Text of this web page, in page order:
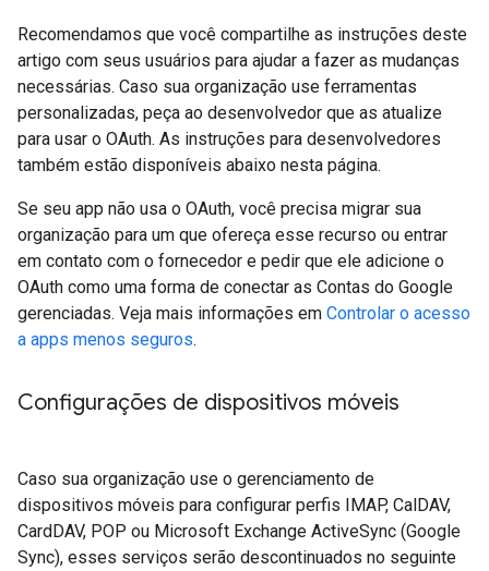
Recomendamos que você compartilhe as instruções deste
artigo com seus usuários para ajudar a fazer as mudanças
necessárias. Caso sua organização use ferramentas
personalizadas, peça ao desenvolvedor que as atualize
para usar o OAuth. As instruções para desenvolvedores
também estão disponíveis abaixo nesta página.
Se seu app não usa o OAuth, você precisa migrar sua
organização para um que ofereça esse recurso ou entrar
em contato com o fornecedor e pedir que ele adicione o
OAuth como uma forma de conectar as Contas do Google
gerenciadas. Veja mais informações em Controlar o acesso
a apps menos seguros.
Configurações de dispositivos móveis
Caso sua organização use o gerenciamento de
dispositivos móveis para configurar perfis IMAP, CalDAV,
CardDAV, POP ou Microsoft Exchange ActiveSync (Google
Sync), esses serviços serão descontinuados no seguinte